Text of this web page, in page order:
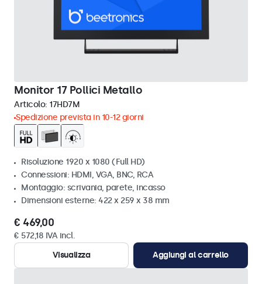
Monitor 17 Pollici Metallo
Articolo: 17HD7M
Spedizione prevista in 10-12 giorni
Risoluzione 1920 x 1080 (Full HD)
Connessioni: HDMI, VGA, BNC, RCA
Montaggio: scrivania, parete, incasso
Dimensioni esterne: 422 x 259 x 38 mm
€ 469,00
€ 572,18 IVA incl.
Visualizza
Aggiungi al carrello